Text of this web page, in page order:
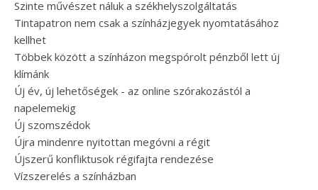
Szinte művészet náluk a székhelyszolgáltatás
Tintapatron nem csak a színházjegyek nyomtatásához
kellhet
Többek között a színházon megspórolt pénzből lett új
klímánk
Új év, új lehetőségek - az online szórakozástól a
napelemekig
Új szomszédok
Újra mindenre nyitottan megóvni a régit
Újszerű konfliktusok régifajta rendezése
Vízszerelés a színházban